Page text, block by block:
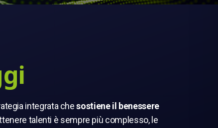
integrata chesostiene il benessere
talenti è sempre più complesso, le